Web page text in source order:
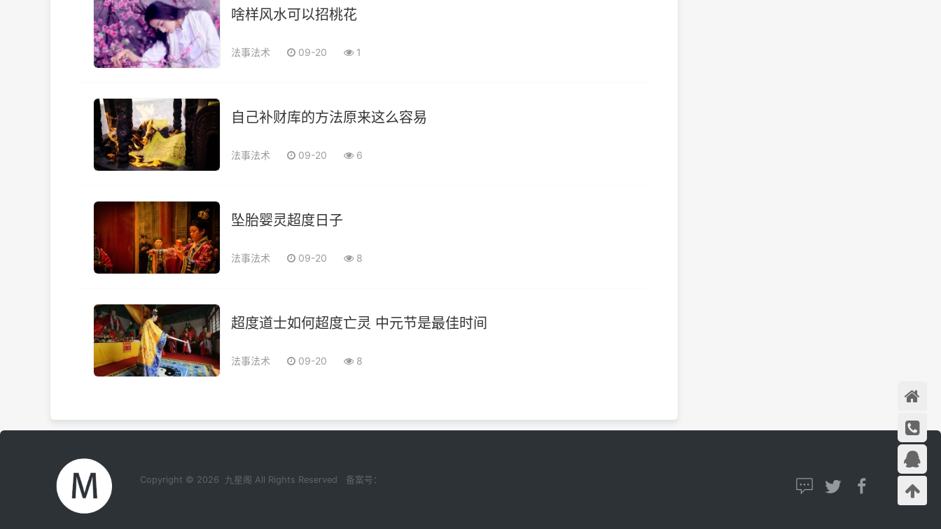
啥样风水可以招桃花
法事法术 09-20 1
自己补财库的方法原来这么容易
法事法术 09-20 6
坠胎婴灵超度日子
法事法术 09-20 8
超度道士如何超度亡灵 中元节是最佳时间
法事法术 09-20 8
Copyright © 2026 九星阁 All Rights Reserved 备案号：
首页
在线咨